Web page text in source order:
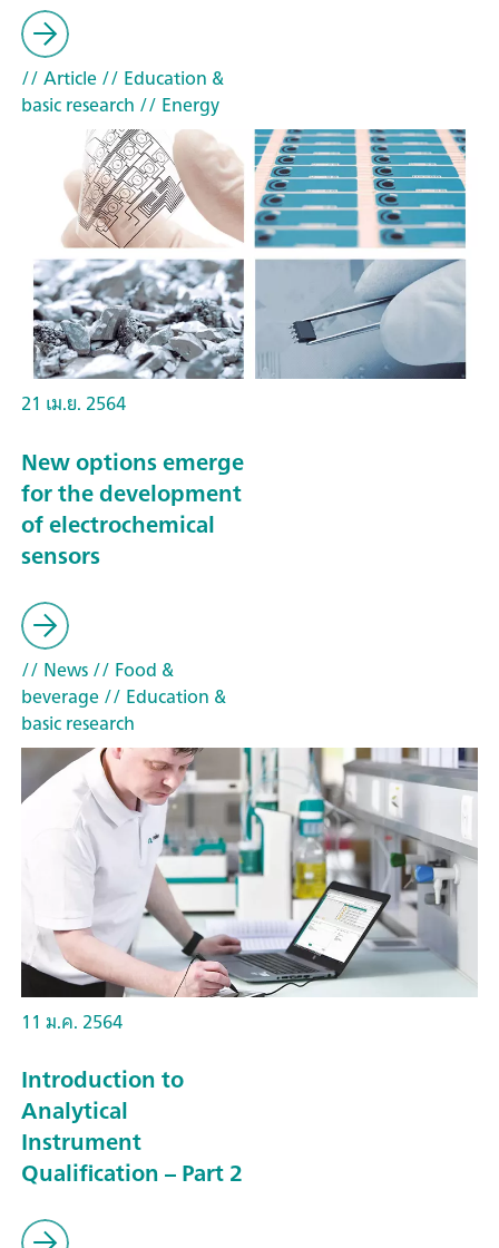
// Article// Education &
basic research // Energy
21 เม.ย. 2564
New options emerge
for the development
of electrochemical
sensors
// News// Food &
beverage// Education &
basic research
11 ม.ค. 2564
Introduction to
Analytical
Instrument
Qualification – Part 2